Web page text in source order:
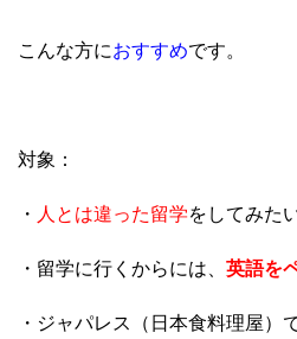
o
こんな方におすすめです。
対象：
・ 人とは違った留学をしてみた
・留学に行くからには、 英語を
・ジャパレス（日本食料理屋）